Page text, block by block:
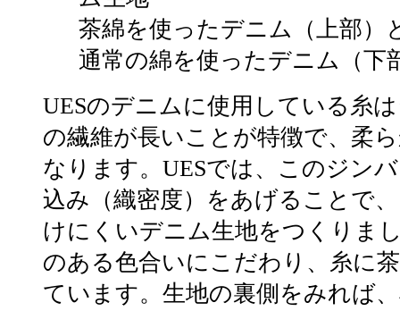
茶綿を使ったデニム（上部）
通常の綿を使ったデニム（下
UESのデニムに使用している糸
の繊維が長いことが特徴で、柔
なります。UESでは、このジン
込み（織密度）をあげることで
けにくいデニム生地をつくりま
のある色合いにこだわり、糸に
ています。生地の裏側をみれば